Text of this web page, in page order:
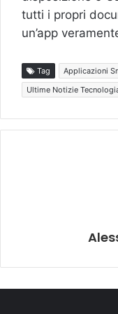
tutti i propri
un’app
Tag Applicazioni
Ultime Notizie